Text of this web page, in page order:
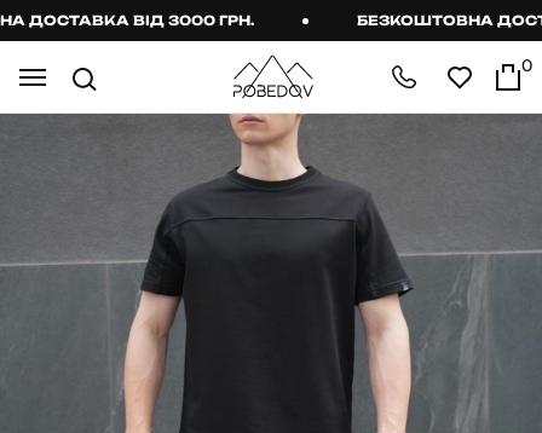
ВІД 3000 ГРН. БЕЗКОШТОВНА
0